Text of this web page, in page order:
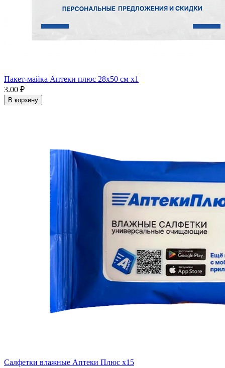
Пакет-майка Аптеки плюс 28х50 см x1
3.00 ₽
В корзину
Салфетки влажные Аптеки Плюс x15